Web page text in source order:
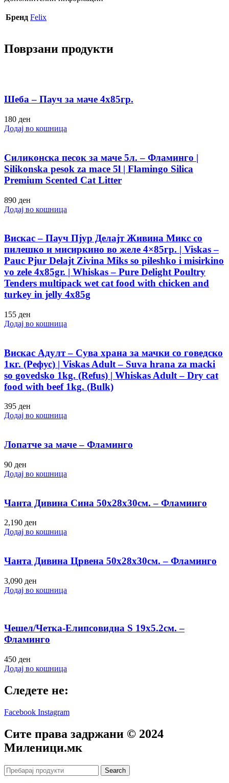
Бренд Felix
Поврзани продукти
Шеба – Пауч за маче 4х85гр.
180 ден
Додај во кошница
Силиконска песок за маче 5л. – Фламинго |
Silikonska pesok za mace 5l | Flamingo Silica
Premium Scented Cat Litter
890 ден
Додај во кошница
Вискас – Пауч Пјур Делајт Живина Микс со
пилешко и мисиркино во желе 4×85гр. | Viskas –
Pauc Pjur Delajt Zivina Miks so pileshko i misirkino
vo zele 4x85gr. | Whiskas – Pure Delight Poultry
Tenders multipack wet cat food with chicken and
turkey in jelly 4x85g
155 ден
Додај во кошница
Вискас Адулт – Сува храна за мачки со говедско
1кг. (Рефус) | Viskas Adult – Suva hrana za macki
so govedsko 1kg. (Refus) | Whiskas Adult – Dry cat
food with beef 1kg. (Bulk)
395 ден
Додај во кошница
Лопатче за маче – Фламинго
90 ден
Додај во кошница
Чанта Дивина Сина 50х28х30см. – Фламинго
2,190 ден
Додај во кошница
Чанта Дивина Црвена 50х28х30см. – Фламинго
3,090 ден
Додај во кошница
Чешел/Четка-Елипсовидна S 19х5.2см. –
Фламинго
450 ден
Додај во кошница
Следете не:
Facebook Instagram
Сите права задржани © 2024
Mиленици.мк
Search